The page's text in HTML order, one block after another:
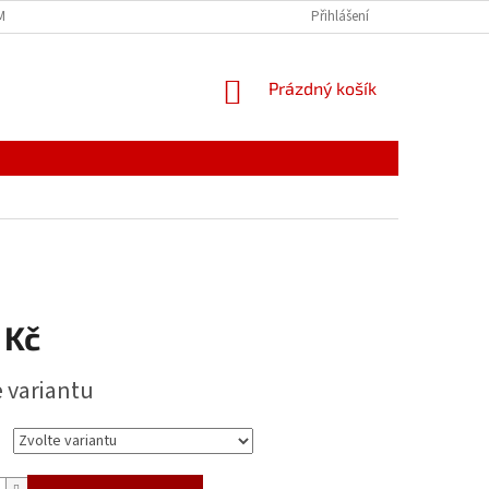
PODMÍNKY ZPRACOVÁNÍ OSOBNÍCH ÚDAJŮ
Přihlášení
NÁKUPNÍ
Prázdný košík
variantu